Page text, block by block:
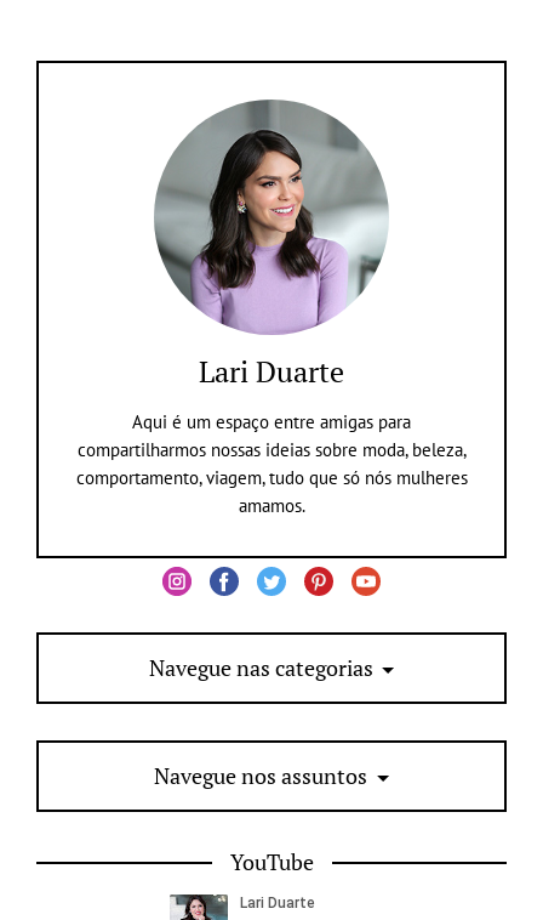
Lari Duarte
Aqui é um espaço entre amigas para
compartilharmos nossas ideias sobre moda, beleza,
comportamento, viagem, tudo que só nós mulheres
amamos.
Navegue nas categorias
Navegue nos assuntos
YouTube